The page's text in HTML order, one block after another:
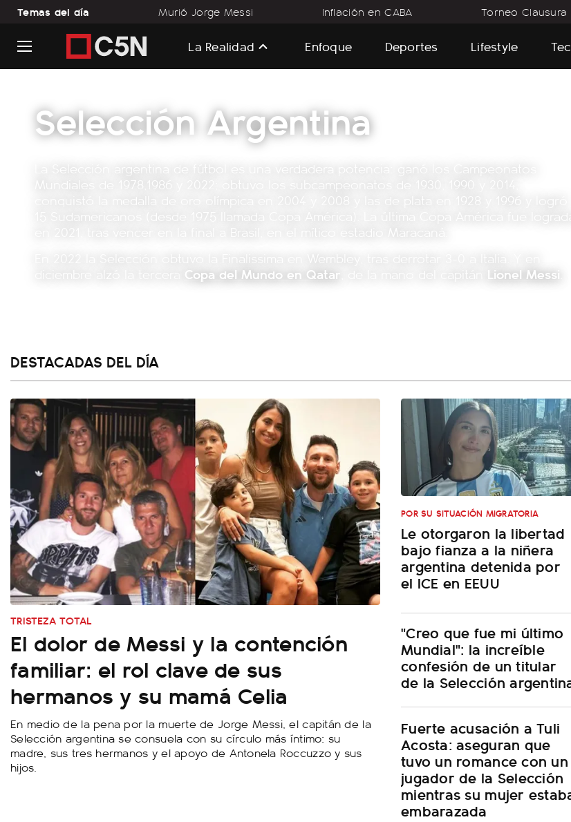
Temas del día Murió Jorge Messi Inflación en CABA Torneo Clausura
La Realidad Enfoque Deportes Lifestyle
Selección Argentina
La Selección argentina de fútbol es una verdadera potencia: ganó los Campeonatos
Mundiales de 1978,1986 y 2022; obtuvo los subcampeonatos de 1930, 1990 y 2014,
conquistó la medalla de oro olímpica en 2004 y 2008 y las de plata en 1928 y 1996 y logró
en 2021, tras vencer en la final a Brasil, en el mítico estadio Maracaná.
En 2022 la Selección obtuvo la Finalissima en Wembley, tras derrotar 3-0 a Italia. Y en
Copa del Mundo en Qatar Lionel Messi
DESTACADAS DEL DÍA
TRISTEZA TOTAL
El dolor de Messi y la contención
familiar: el rol clave de sus
hermanos y su mamá Celia
En medio de la pena por la muerte de Jorge Messi, el capitán de la
Selección argentina se consuela con su círculo más íntimo: su
madre, sus tres hermanos y el apoyo de Antonela Roccuzzo y sus
hijos.
POR SU SITUACIÓN MIGRATORIA
Le otorgaron la libertad
bajo fianza a la niñera
argentina detenida por
el ICE en EEUU
"Creo que fue mi último
Mundial": la increíble
confesión de un titular
de la Selección
Fuerte acusación a Tuli
Acosta: aseguran que
tuvo un romance con un
jugador de la Selección
mientras su mujer
embarazada